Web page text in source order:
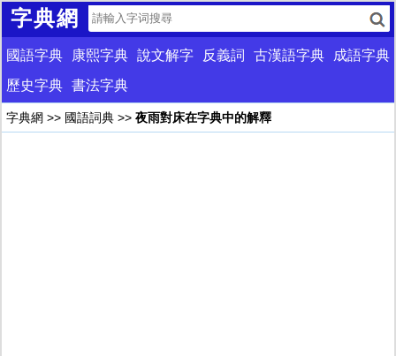
字典網
國語字典 康熙字典 說文解字 反義詞 古漢語字典
成語字典
歷史字典 書法字典
字典網 >> 國語詞典 >> 夜雨對床在字典中的解釋